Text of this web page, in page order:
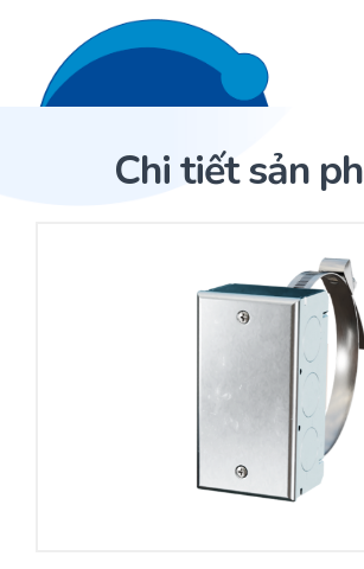
Trang Chủ
Nhà phân phối cảm biến
Nhà sản xuất thiết bị điều khiển
Cung cấp giải pháp quản lý cho toà
Chi tiết sản